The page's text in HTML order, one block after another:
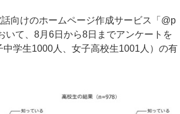
向けのホームページ作成サービス「@p
いて、8月6日から8日までアンケートを
学生1000人、女子高校生1001人）の有